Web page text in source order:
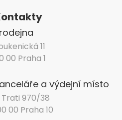
11
00 Praha 1
a výdejní místo
Trati 970/38
00 Praha 10